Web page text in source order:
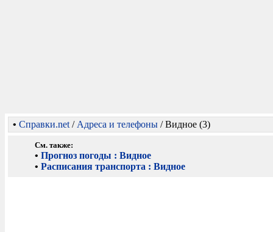
• Справки.net / Адреса и телефоны / Видное (3)
См. также:
•Прогноз погоды : Видное
•Расписания транспорта : Видное